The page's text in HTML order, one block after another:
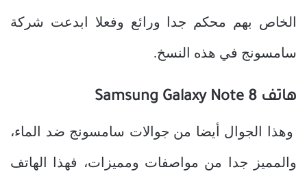
الخاص بهم محكم جدا ورائع وفعلا ابدعت شركة
سامسونج في هذه النسخ.
هاتف Samsung Galaxy Note 8
وهذا الجوال أيضا من جوالات سامسونج ضد الماء،
والمميز جدا من مواصفات ومميزات، فهذا الهاتف